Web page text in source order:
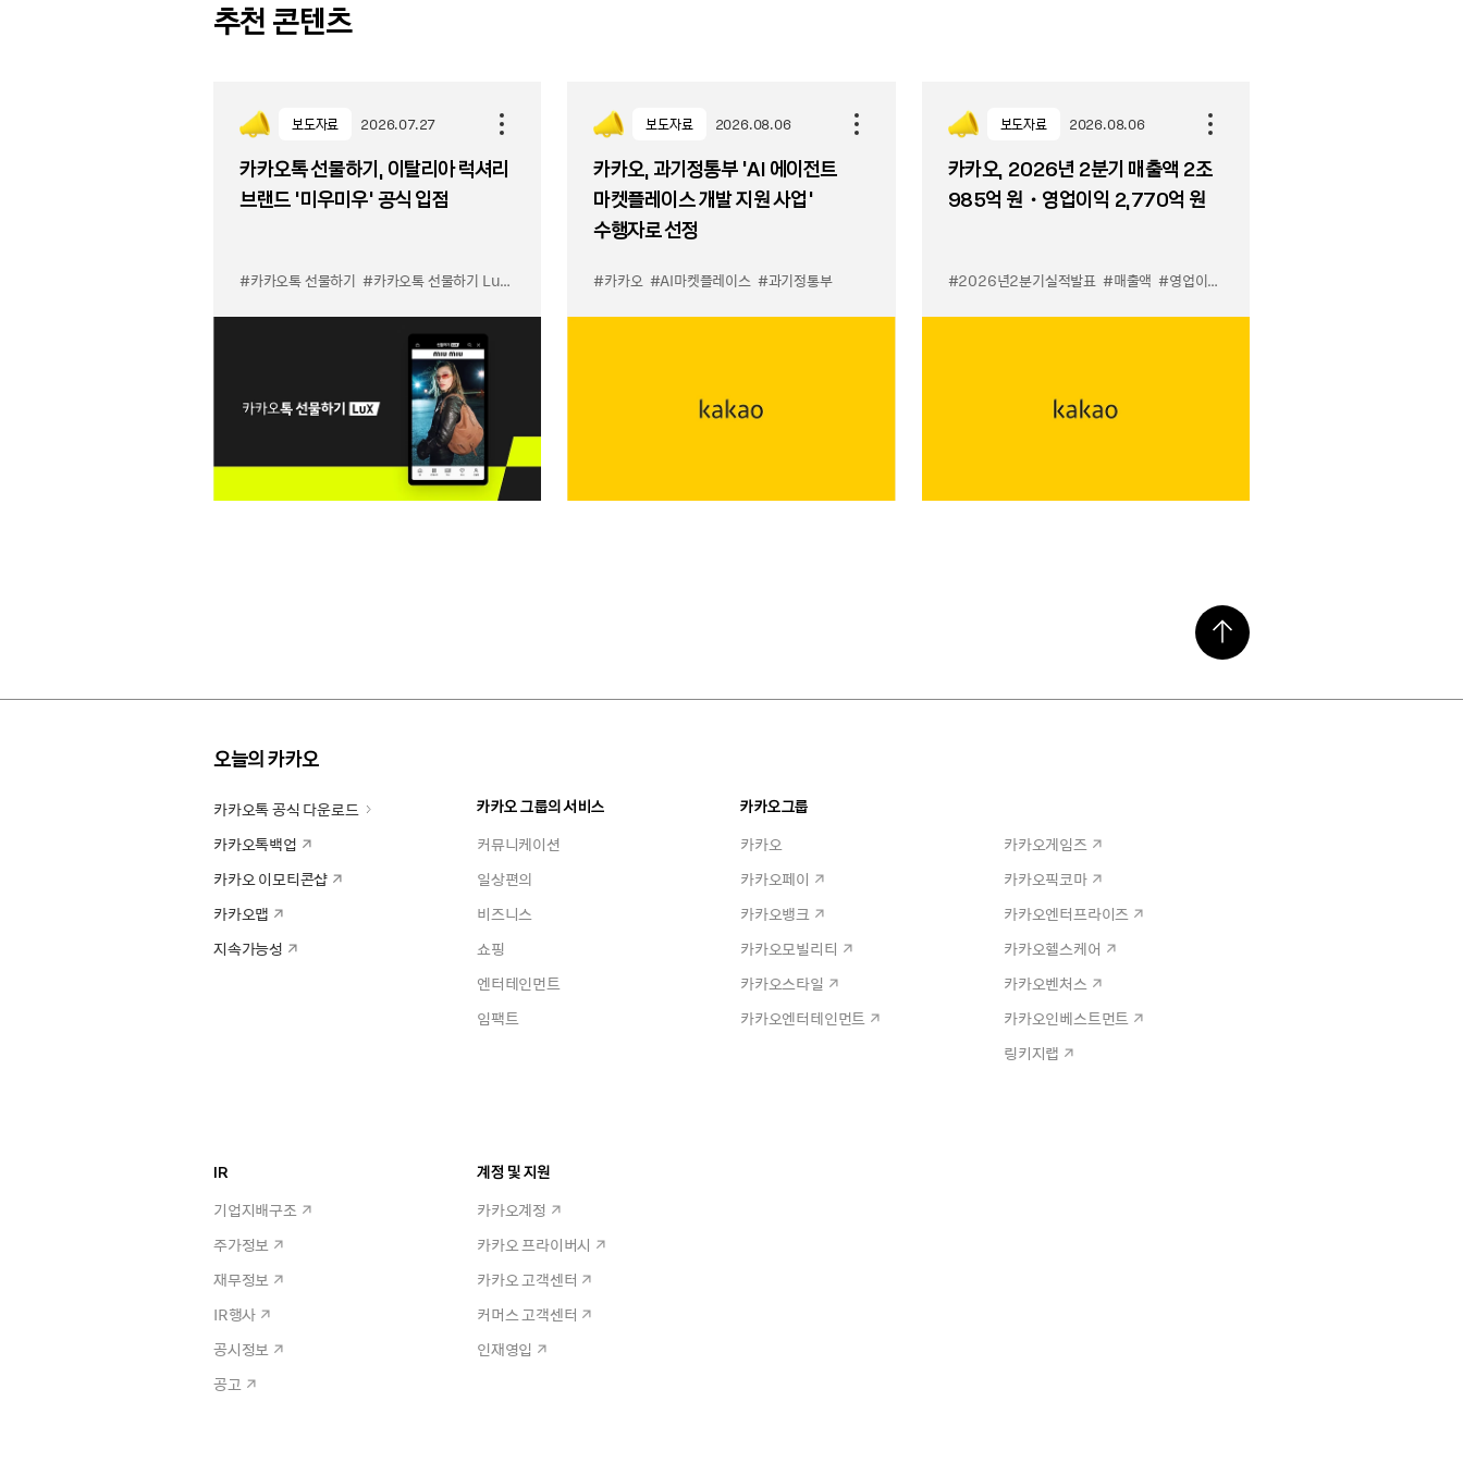
추천 콘텐츠
보도자료 2026.07.27
카카오톡 선물하기, 이탈리아 럭셔리
브랜드 '미우미우' 공식 입점
#카카오톡 선물하기 #카카오톡 선물하기 LuX 미우미우 입점 #선물하기 LuX #선물하기 미우미우 입점
보도자료 2026.08.06
카카오, 과기정통부 ‘AI 에이전트
마켓플레이스 개발 지원 사업’
수행자로 선정
#카카오 #AI마켓플레이스 #과기정통부
보도자료 2026.08.06
카카오, 2026년 2분기 매출액 2조
985억 원・영업이익 2,770억 원
#2026년2분기실적발표 #매출액 #영업이익
오늘의 카카오
카카오톡 공식 다운로드
카카오톡백업
카카오 이모티콘샵
카카오맵
지속가능성
카카오 그룹의 서비스
커뮤니케이션
일상편의
비즈니스
쇼핑
엔터테인먼트
임팩트
카카오그룹
카카오
카카오페이
카카오뱅크
카카오모빌리티
카카오스타일
카카오엔터테인먼트
카카오게임즈
카카오픽코마
카카오엔터프라이즈
카카오헬스케어
카카오벤처스
카카오인베스트먼트
링키지랩
IR
기업지배구조
주가정보
재무정보
IR행사
공시정보
공고
계정 및 지원
카카오계정
카카오 프라이버시
카카오 고객센터
커머스 고객센터
인재영입